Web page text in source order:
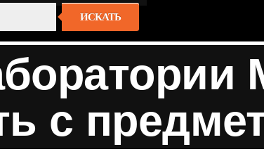
ИСКАТЬ
с